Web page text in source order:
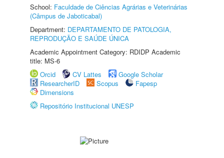
School: Faculdade de Ciências Agrárias e Veterinárias
(Câmpus de Jaboticabal)
Department: DEPARTAMENTO DE PATOLOGIA,
REPRODUÇÃO E SAÚDE ÚNICA
Academic Appointment Category: RDIDP Academic
title: MS-6
Orcid
CV Lattes
Google Scholar
ResearcherID
Scopus
Fapesp
Dimensions
Repositório Institucional UNESP